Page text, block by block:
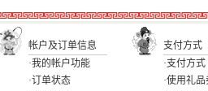
帐户及订单信息
支付方式
·我的帐户功能
·订单状态
·支付方式
·使用礼品